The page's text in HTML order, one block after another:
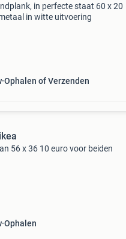
in perfecte staat 60 x 20
in witte uitvoering
Ophalen of Verzenden
56 x 36 10 euro voor beiden
Ophalen